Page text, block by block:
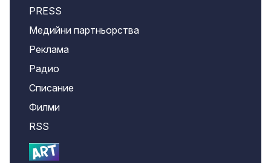
PRESS
Медийни партньорства
Реклама
Радио
Списание
Филми
RSS